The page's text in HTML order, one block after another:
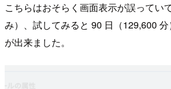
こちらはおそらく画面表示が誤ってい
み）、試してみると 90 日（129,600
が出来ました。